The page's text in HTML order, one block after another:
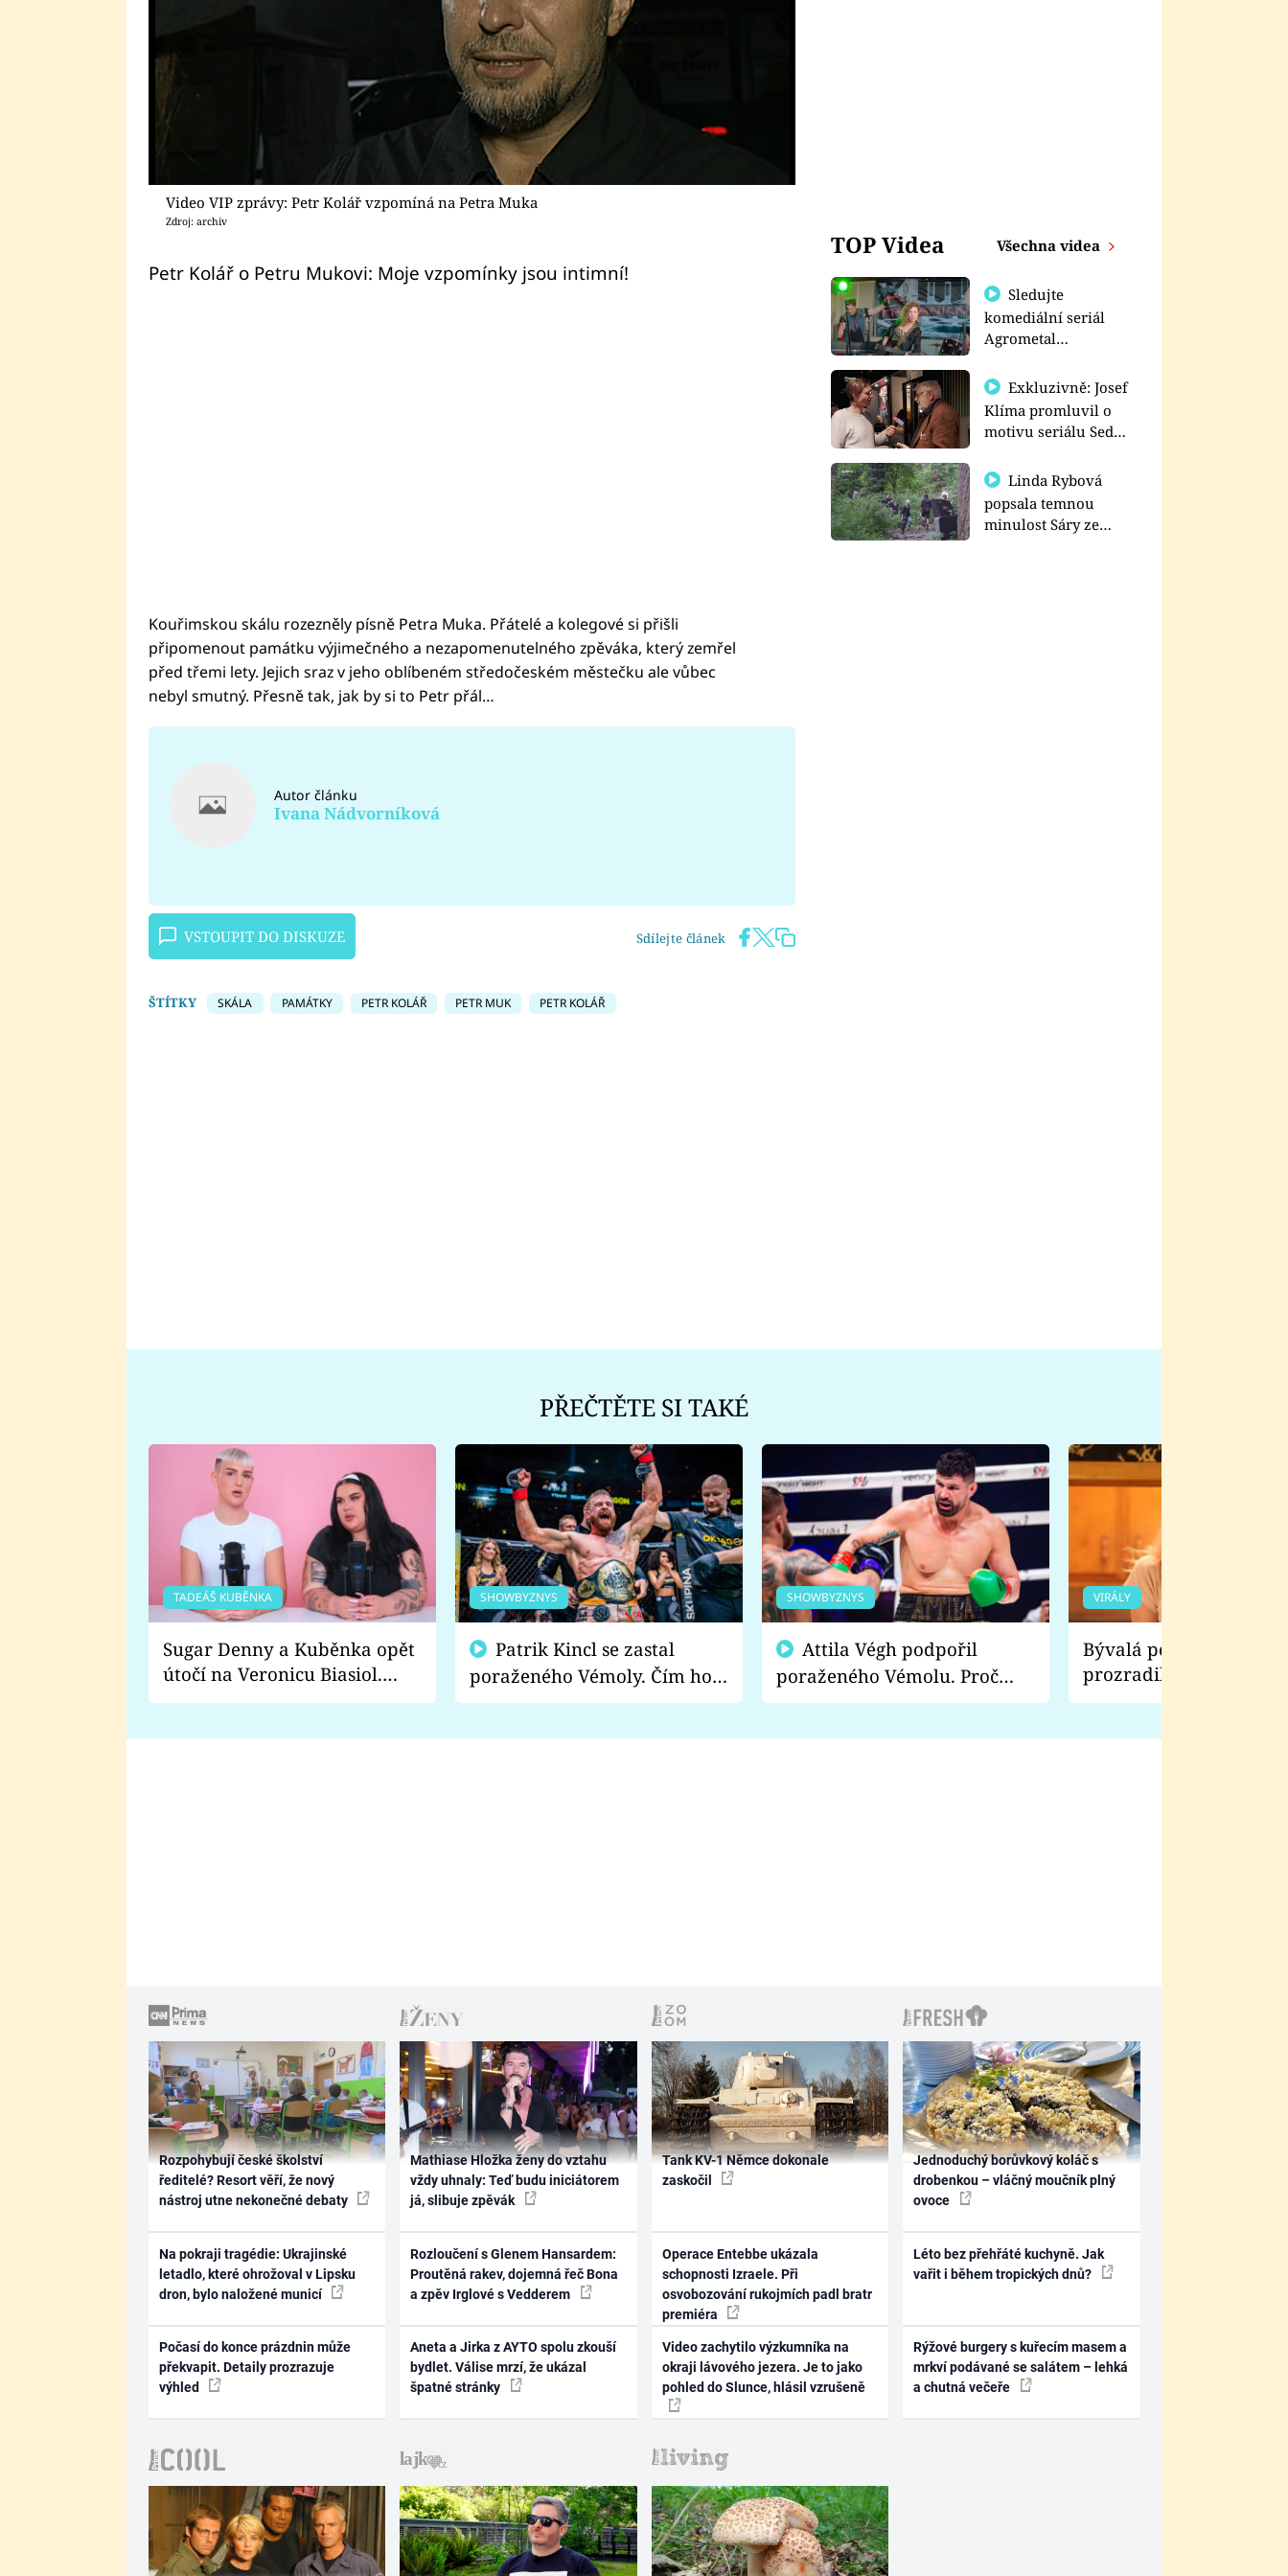
Video VIP zprávy: Petr Kolář vzpomíná na Petra Muka
Zdroj: archiv
Petr Kolář o Petru Mukovi: Moje vzpomínky jsou intimní!
Kouřimskou skálu rozezněly písně Petra Muka. Přátelé a kolegové si přišli
připomenout památku výjimečného a nezapomenutelného zpěváka, který zemřel
před třemi lety. Jejich sraz v jeho oblíbeném středočeském městečku ale vůbec
nebyl smutný. Přesně tak, jak by si to Petr přál…
Autor článku
Ivana Nádvorníková
VSTOUPIT DO DISKUZE Sdílejte článek
ŠTÍTKY SKÁLA PAMÁTKY PETR KOLÁŘ PETR MUK PETR KOLÁŘ
TOP Videa Všechna videa
Sledujte
komediální seriál
Agrometal
prima+
Exkluzivně: Josef
Klíma promluvil o
motivu seriálu Sedm
Linda Rybová
popsala temnou
minulost Sáry ze
PŘEČTĚTE SI TAKÉ
TADEÁŠ KUBĚNKA
Sugar Denny a Kuběnka opět
útočí na Veronicu Biasiol.
Proč je podle nich falešná a
SHOWBYZNYS
poraženého Vémoly. Čím ho
fanoušci naštvali?
SHOWBYZNYS
poraženého Vémolu. Proč
chce raději zápasit s ním než
VIRÁLY
Bývalá pornoherečka
prozradila, co ji
natáčení Euforie.
Rozpohybují české školství
ředitelé? Resort věří, že nový
nástroj utne nekonečné debaty
Na pokraji tragédie: Ukrajinské
letadlo, které ohrožoval v Lipsku
dron, bylo naložené municí
Počasí do konce prázdnin může
překvapit. Detaily prozrazuje
výhled
Mathiase Hložka ženy do vztahu
vždy uhnaly: Teď budu iniciátorem
já, slibuje zpěvák
Rozloučení s Glenem Hansardem:
Proutěná rakev, dojemná řeč Bona
a zpěv Irglové s Vedderem
Aneta a Jirka z AYTO spolu zkouší
bydlet. Válise mrzí, že ukázal
špatné stránky
Tank KV-1 Němce dokonale
zaskočil
Operace Entebbe ukázala
schopnosti Izraele. Při
osvobozování rukojmích padl bratr
premiéra
Video zachytilo výzkumníka na
okraji lávového jezera. Je to jako
pohled do Slunce, hlásil vzrušeně
Jednoduchý borůvkový koláč s
drobenkou – vláčný moučník plný
ovoce
Léto bez přehřáté kuchyně. Jak
vařit i během tropických dnů?
Rýžové burgery s kuřecím masem a
mrkví podávané se salátem – lehká
a chutná večeře